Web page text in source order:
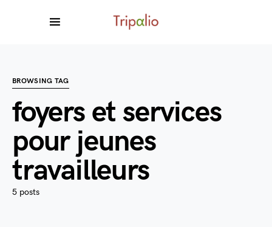
BROWSING TAG
foyers et services
pour jeunes
travailleurs
5 posts